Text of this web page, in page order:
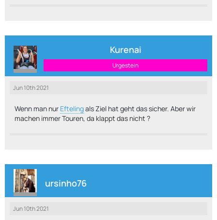
Kurenai
Urgestein
Jun 10th 2021
Wenn man nur Eftelingals Ziel hat geht das sicher. Aber wir
machen immer Touren, da klappt das nicht ?
ursinho76
Jun 10th 2021